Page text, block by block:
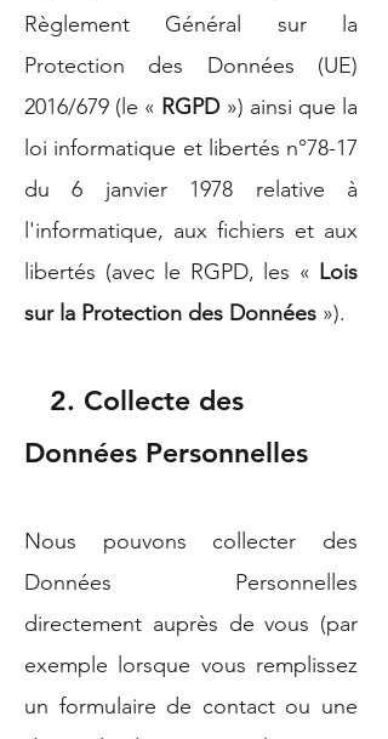
Règlement Général sur la
Protection des Données (UE)
2016/679 (le « RGPD») ainsi que la
loi informatique et libertés n°78-17
du 6 janvier 1978 relative à
l'informatique, aux fichiers et aux
libertés (avec le RGPD, les « Lois
sur la Protection des Données »).
2. Collecte des
Données Personnelles
Nous pouvons collecter des
Données Personnelles
directement auprès de vous (par
exemple lorsque vous remplissez
un formulaire de contact ou une